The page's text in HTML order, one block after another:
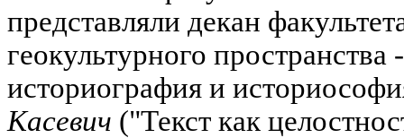
представляли декан
геокультурного пространства
историография и
Касевич ("Текст как